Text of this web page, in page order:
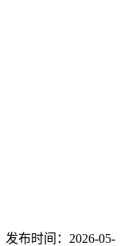
发布时间： 2026-05-